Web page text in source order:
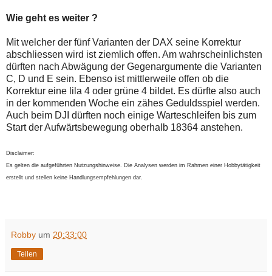
Wie geht es weiter ?
Mit welcher der fünf Varianten der DAX seine Korrektur
abschliessen wird ist ziemlich offen. Am wahrscheinlichsten
dürften nach Abwägung der Gegenargumente die Varianten
C, D und E sein. Ebenso ist mittlerweile offen ob die
Korrektur eine lila 4 oder grüne 4 bildet. Es dürfte also auch
in der kommenden Woche ein zähes Geduldsspiel werden.
Auch beim DJI dürften noch einige Warteschleifen bis zum
Start der Aufwärtsbewegung oberhalb 18364 anstehen.
Disclaimer:
Es gelten die aufgeführten Nutzungshinweise. Die Analysen werden im Rahmen einer Hobbytätigkeit
erstellt und stellen keine Handlungsempfehlungen dar.
Robby um 20:33:00
Teilen